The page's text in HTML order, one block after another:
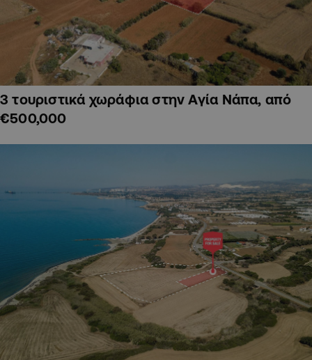
3 τουριστικά χωράφια στην Αγία Νάπα, από
€500,000